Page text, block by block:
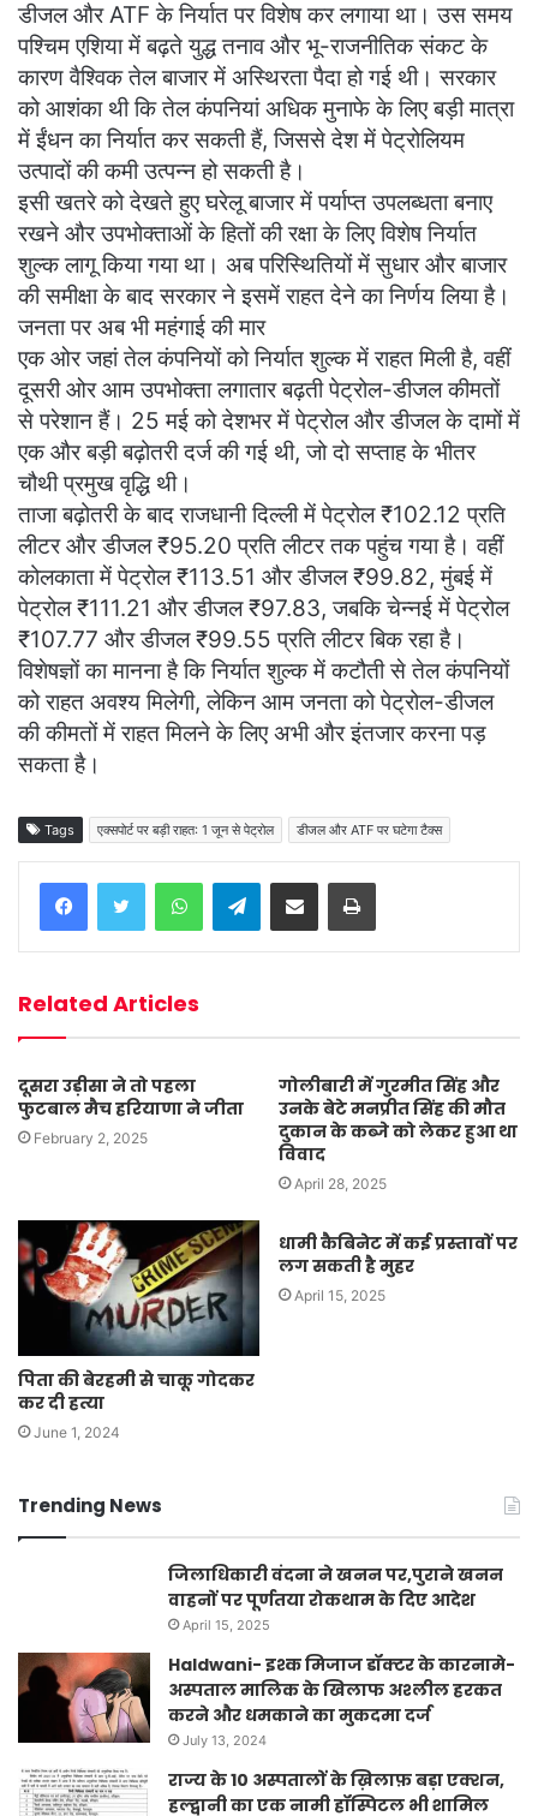
डीजल और ATF के निर्यात पर विशेष कर लगाया था। उस समय
पश्चिम एशिया में बढ़ते युद्ध तनाव और भू-राजनीतिक संकट के
कारण वैश्विक तेल बाजार में अस्थिरता पैदा हो गई थी। सरकार
को आशंका थी कि तेल कंपनियां अधिक मुनाफे के लिए बड़ी मात्रा
में ईंधन का निर्यात कर सकती हैं, जिससे देश में पेट्रोलियम
उत्पादों की कमी उत्पन्न हो सकती है।
इसी खतरे को देखते हुए घरेलू बाजार में पर्याप्त उपलब्धता बनाए
रखने और उपभोक्ताओं के हितों की रक्षा के लिए विशेष निर्यात
शुल्क लागू किया गया था। अब परिस्थितियों में सुधार और बाजार
की समीक्षा के बाद सरकार ने इसमें राहत देने का निर्णय लिया है।
जनता पर अब भी महंगाई की मार
एक ओर जहां तेल कंपनियों को निर्यात शुल्क में राहत मिली है, वहीं
दूसरी ओर आम उपभोक्ता लगातार बढ़ती पेट्रोल-डीजल कीमतों
से परेशान हैं। 25 मई को देशभर में पेट्रोल और डीजल के दामों में
एक और बड़ी बढ़ोतरी दर्ज की गई थी, जो दो सप्ताह के भीतर
चौथी प्रमुख वृद्धि थी।
ताजा बढ़ोतरी के बाद राजधानी दिल्ली में पेट्रोल ₹102.12 प्रति
लीटर और डीजल ₹95.20 प्रति लीटर तक पहुंच गया है। वहीं
कोलकाता में पेट्रोल ₹113.51 और डीजल ₹99.82, मुंबई में
पेट्रोल ₹111.21 और डीजल ₹97.83, जबकि चेन्नई में पेट्रोल
₹107.77 और डीजल ₹99.55 प्रति लीटर बिक रहा है।
विशेषज्ञों का मानना है कि निर्यात शुल्क में कटौती से तेल कंपनियों
को राहत अवश्य मिलेगी, लेकिन आम जनता को पेट्रोल-डीजल
की कीमतों में राहत मिलने के लिए अभी और इंतजार करना पड़
सकता है।
Tags एक्सपोर्ट पर बड़ी राहत: 1 जून से पेट्रोल डीजल और ATF पर घटेगा टैक्स
WhatsAppTelegramShare via Email Print
Related Articles
दूसरा उड़ीसा ने तो पहला
फुटबाल मैच हरियाणा ने जीता
February 2, 2025
गोलीबारी में गुरमीत सिंह और
उनके बेटे मनप्रीत सिंह की मौत
दुकान के कब्जे को लेकर हुआ था
विवाद
April 28, 2025
पिता की बेरहमी से चाकू गोदकर
कर दी हत्या
June 1, 2024
धामी कैबिनेट में कई प्रस्तावों पर
लग सकती है मुहर
April 15, 2025
Trending News
जिलाधिकारी वंदना ने खनन पर,पुराने खनन
वाहनों पर पूर्णतया रोकथाम के दिए आदेश
April 15, 2025
Haldwani- इश्क मिजाज डॉक्टर के कारनामे-
अस्पताल मालिक के खिलाफ अश्लील हरकत
करने और धमकाने का मुकदमा दर्ज
July 13, 2024
राज्य के 10 अस्पतालों के ख़िलाफ़ बड़ा एक्शन,
हल्द्वानी का एक नामी हॉस्पिटल भी शामिल